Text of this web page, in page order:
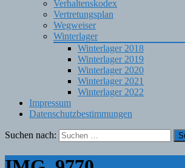
Verhaltenskodex
Vertretungsplan
Wegweiser
Winterlager
Winterlager 2018
Winterlager 2019
Winterlager 2020
Winterlager 2021
Winterlager 2022
Impressum
Datenschutzbestimmungen
Suchen nach: